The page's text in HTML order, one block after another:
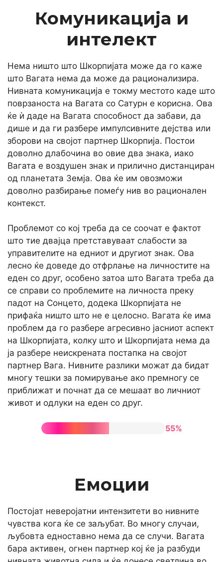
Комуникација и
интелект
Нема ништо што Шкорпијата може да го каже
што Вагата нема да може да рационализира.
Нивната комуникација е токму местото каде што
поврзаноста на Вагата со Сатурн е корисна. Ова
ќе ѝ даде на Вагата способност да забави, да
дише и да ги разбере импулсивните дејства или
зборови на својот партнер Шкорпија. Постои
доволно длабочина во овие два знака, иако
Вагата е воздушен знак и прилично дистанциран
од планетата Земја. Ова ќе им овозможи
доволно разбирање помеѓу нив во рационален
контекст.
Проблемот со кој треба да се соочат е фактот
што тие двајца претставуваат слабости за
управителите на едниот и другиот знак. Ова
лесно ќе доведе до отфрлање на личностите на
еден со друг, особено затоа што Вагата треба да
се справи со проблемите на личноста преку
падот на Сонцето, додека Шкорпијата не
прифаќа ништо што не е целосно. Вагата ќе има
проблем да го разбере агресивно јасниот аспект
на Шкорпијата, колку што и Шкорпијата нема да
ја разбере неискрената постапка на својот
партнер Вага. Нивните разлики можат да бидат
многу тешки за помирување ако премногу се
приближат и почнат да се мешаат во личниот
живот и одлуки на еден со друг.
55%
Емоции
Постојат неверојатни интензитети во нивните
чувства кога ќе се заљубат. Во многу случаи,
љубовта едноставно нема да се случи. Вагата
бара активен, огнен партнер кој ќе ја разбуди